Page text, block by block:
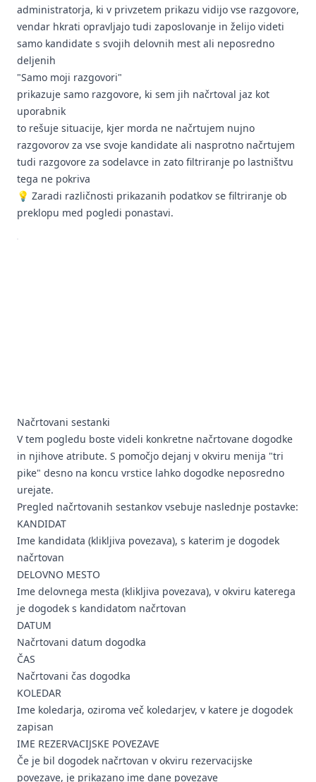
administratorja, ki v privzetem prikazu vidijo vse razgovore,
vendar hkrati opravljajo tudi zaposlovanje in želijo videti
samo kandidate s svojih delovnih mest ali neposredno
deljenih
"Samo moji razgovori"
prikazuje samo razgovore, ki sem jih načrtoval jaz kot
uporabnik
to rešuje situacije, kjer morda ne načrtujem nujno
razgovorov za vse svoje kandidate ali nasprotno načrtujem
tudi razgovore za sodelavce in zato filtriranje po lastništvu
tega ne pokriva
💡 Zaradi različnosti prikazanih podatkov se filtriranje ob
preklopu med pogledi ponastavi.
Načrtovani sestanki
V tem pogledu boste videli konkretne načrtovane dogodke
in njihove atribute. S pomočjo dejanj v okviru menija "tri
pike" desno na koncu vrstice lahko dogodke neposredno
urejate.
Pregled načrtovanih sestankov vsebuje naslednje postavke:
KANDIDAT
Ime kandidata (klikljiva povezava), s katerim je dogodek
načrtovan
DELOVNO MESTO
Ime delovnega mesta (klikljiva povezava), v okviru katerega
je dogodek s kandidatom načrtovan
DATUM
Načrtovani datum dogodka
ČAS
Načrtovani čas dogodka
KOLEDAR
Ime koledarja, oziroma več koledarjev, v katere je dogodek
zapisan
IME REZERVACIJSKE POVEZAVE
Če je bil dogodek načrtovan v okviru rezervacijske
povezave, je prikazano ime dane povezave